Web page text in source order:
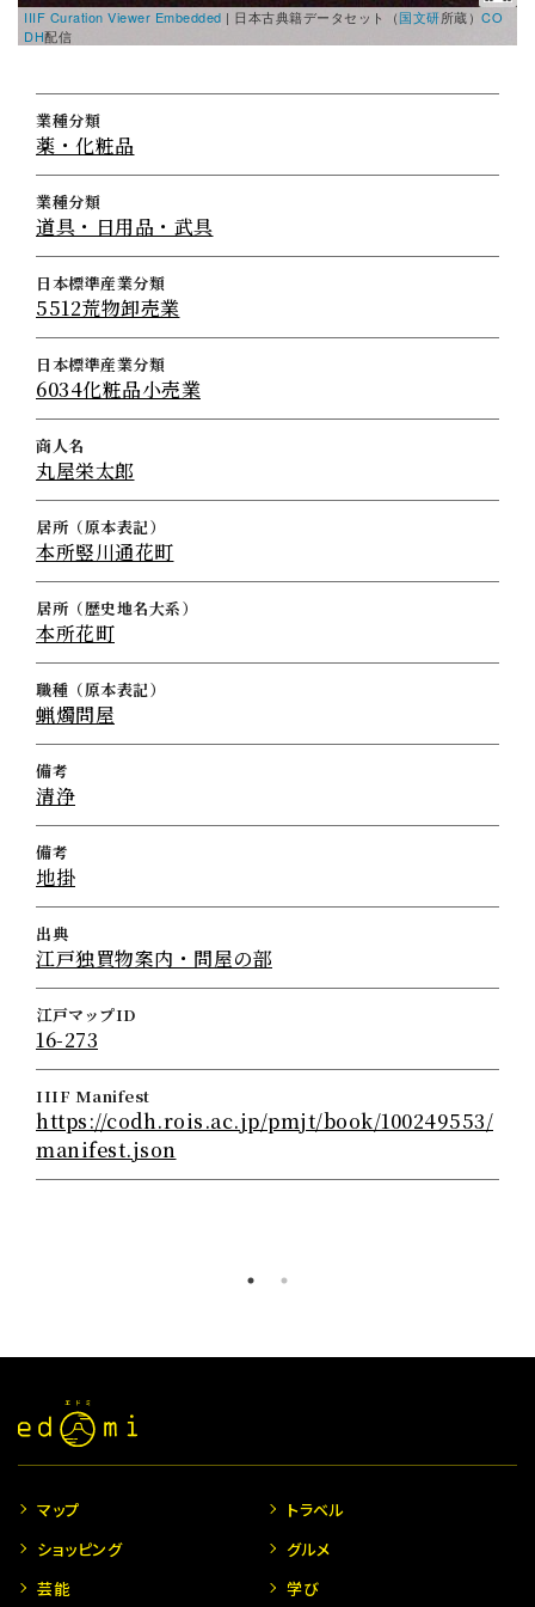
IIIF Curation Viewer Embedded | 日本古典籍データセット（国文研所蔵） CO
DH配信
業種分類
薬・化粧品
業種分類
道具・日用品・武具
日本標準産業分類
5512荒物卸売業
日本標準産業分類
6034化粧品小売業
商人名
丸屋栄太郎
居所（原本表記）
本所竪川通花町
居所（歴史地名大系）
本所花町
職種（原本表記）
蝋燭問屋
備考
清浄
備考
地掛
出典
江戸独買物案内・問屋の部
江戸マップID
16-273
IIIF Manifest
https://codh.rois.ac.jp/pmjt/book/100249553/
manifest.json
マップ
トラベル
ショッピング
グルメ
芸能
学び